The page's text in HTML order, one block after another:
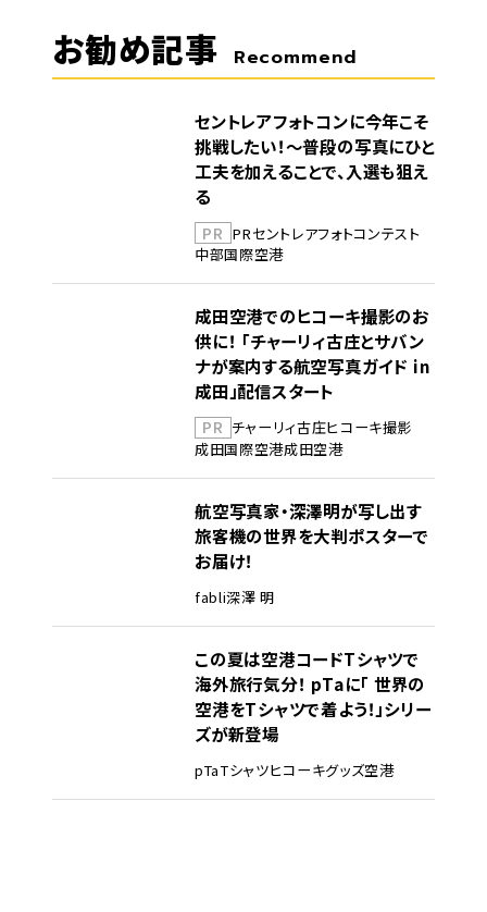
お勧め記事 Recommend
セントレアフォトコンに今年こそ
挑戦したい！～普段の写真にひと
工夫を加えることで、入選も狙え
る
PR PRセントレアフォトコンテスト
中部国際空港
成田空港でのヒコーキ撮影のお
供に！ 「チャーリィ古庄とサバン
ナが案内する航空写真ガイド in
成田」配信スタート
PR チャーリィ古庄ヒコーキ撮影
成田国際空港成田空港
航空写真家・深澤明が写し出す
旅客機の世界を大判ポスターで
お届け！
fabli深澤 明
この夏は空港コードTシャツで
海外旅行気分！ pTaに「 世界の
空港をTシャツで着よう！」シリー
ズが新登場
pTaTシャツヒコーキグッズ空港